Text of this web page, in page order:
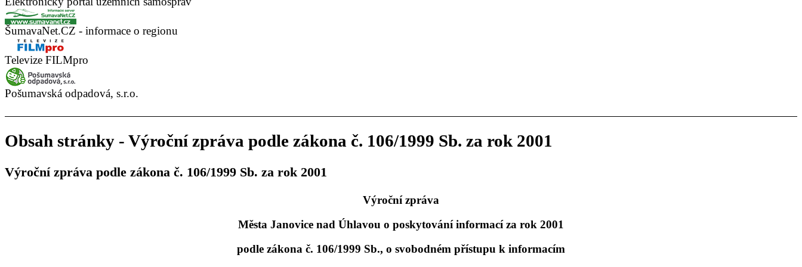
ŠumavaNet.CZ - informace o regionu
Televize FILMpro
Pošumavská odpadová, s.r.o.
Obsah stránky - Výroční zpráva podle zákona č. 106/1999 Sb. za rok 2001
Výroční zpráva podle zákona č. 106/1999 Sb. za rok 2001
Výroční zpráva
Města Janovice nad Úhlavou o poskytování informací za rok 2001
podle zákona č. 106/1999 Sb., o svobodném přístupu k informacím